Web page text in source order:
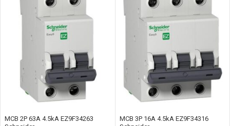
: Số cực, cho biết MCB này có 2 cực, phù hợp cho mạch điện 1
pha.
: Dòng điện định mức, là dòng điện tối đa mà MCB có thể chịu
6kA
: Khả năng cắt ngắn mạch, thể hiện dòng điện ngắn mạch tối
đa mà MCB có thể cắt được một cách an toàn, bảo vệ thiết bị và
hệ thống.
A9K27206: Mã sản phẩm, giúp xác định chính xác nhà sản xuất
và các thông số kỹ thuật chi tiết.
MCB 2P 63A 4.5kA EZ9F34263
MCB 3P 16A 4.5kA EZ9F34316